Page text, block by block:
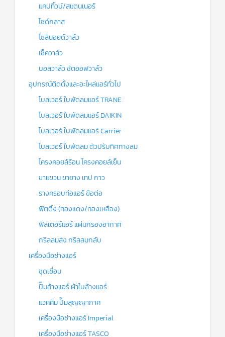
แคปทิ้วบ์/สแตนเนอร์
ไซด์กลาส
โซลินอยด์วาล์ว
เช็ควาล์ว
บอลวาล์ว ชัตออฟวาล์ว
อุปกรณ์ติดตั้งและอะไหล่แอร์ทั่วไป
โบลเวอร์ ใบพัดลมแอร์ TRANE
โบลเวอร์ ใบพัดลมแอร์ DAIKIN
โบลเวอร์ ใบพัดลมแอร์ Carrier
โบลเวอร์ ใบพัดลม ตัวปรับทิศทางลม
โครงคอยล์ร้อน โครงคอยล์เย็น
ขาแขวน ขายาง เทป กาว
รางครอบท่อแอร์ ข้อต่อ
ฟิตติ้ง (ทองแดง/ทองเหลือง)
ฟิลเตอร์แอร์ แผ่นกรองอากาศ
กริลลมส่ง กริลลมกลับ
เครื่องมือช่างแอร์
ชุดเชื่อม
ปั๊มล้างแอร์ ผ้าใบล้างแอร์
แวคคั่ม ปั๊มสุญญากาศ
เครื่องมือช่างแอร์ Imperial
เครื่องมือช่างแอร์ TASCO